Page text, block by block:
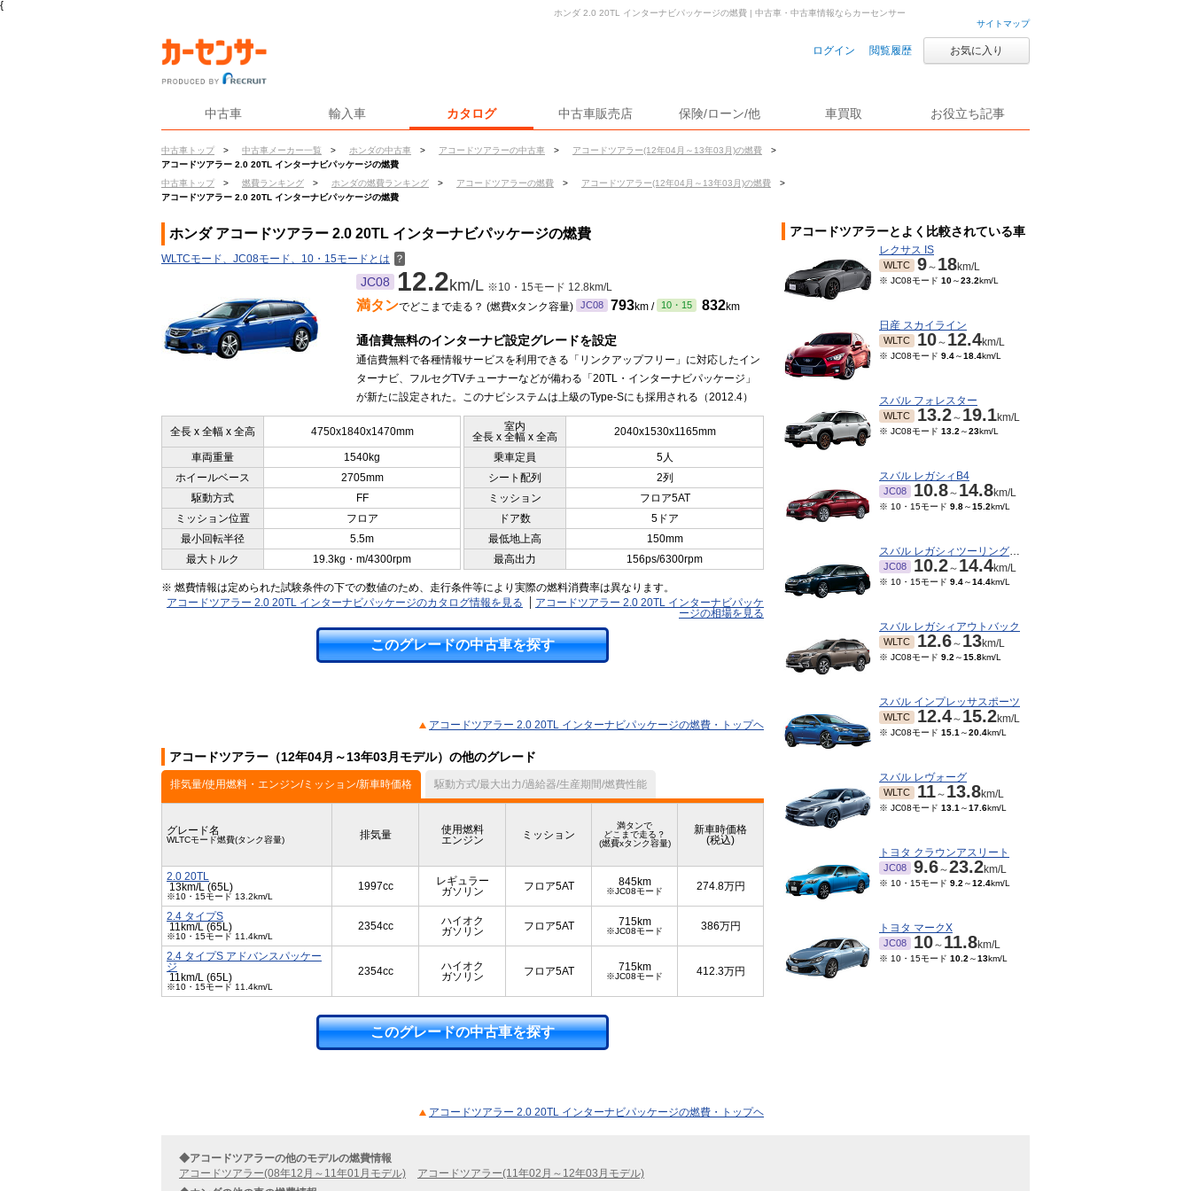
{
サイトマップ
ログイン 閲覧履歴 お気に入り
中古車 輸入車 カタログ 中古車販売店 保険/ローン/他 車買取 お役立ち記事
中古車トップ > 中古車メーカー一覧 > ホンダの中古車 > アコードツアラーの中古車 > アコードツアラー(12年04月～13年03月)の燃費
>
アコードツアラー 2.0 20TL インターナビパッケージの燃費
中古車トップ
> 燃費ランキング > ホンダの燃費ランキング > アコードツアラーの燃費 > アコードツアラー(12年04月～13年03月)の燃費
>
アコードツアラー 2.0 20TL インターナビパッケージの燃費
ホンダ 2.0 20TL インターナビパッケージの燃費 | 中古車・中古車情報ならカーセンサー
ホンダ アコードツアラー 2.0 20TL インターナビパッケージの燃費
WLTCモード、JC08モード、10・15モードとは ？
JC08 12.2km/L ※10・15モード 12.8km/L
満タンでどこまで走る？ (燃費xタンク容量) JC08 793km / 10・15 832km
通信費無料のインターナビ設定グレードを設定
通信費無料で各種情報サービスを利用できる「リンクアップフリー」に対応したイン
ターナビ、フルセグTVチューナーなどが備わる「20TL・インターナビパッケージ」
が新たに設定された。このナビシステムは上級のType-Sにも採用される（2012.4）
全長 x 全幅 x 全高 4750x1840x1470mm
室内
全長 x 全幅 x 全高
2040x1530x1165mm
車両重量 1540kg 乗車定員
5人
ホイールベース
2705mm シート配列
2列
駆動方式
FF ミッション
フロア5AT
ミッション位置
フロア ドア数
5ドア
最小回転半径
5.5m 最低地上高
150mm
最大トルク
19.3kg・m/4300rpm 最高出力 156ps/6300rpm
※ 燃費情報は定められた試験条件の下での数値のため、走行条件等により実際の燃料消費率は異なります。
アコードツアラー 2.0 20TL インターナビパッケージのカタログ情報を見る
アコードツアラー 2.0 20TL インターナビパッケ
ージの相場を見る
このグレードの中古車を探す
アコードツアラー 2.0 20TL インターナビパッケージの燃費・トップヘ
アコードツアラー（12年04月～13年03月モデル）の他のグレード
排気量/使用燃料・エンジン/ミッション/新車時価格 駆動方式/最大出力/過給器/生産期間/燃費性能
グレード名
WLTCモード燃費(タンク容量) 排気量
使用燃料
エンジン
ミッション
満タンで
どこまで走る？
(燃費xタンク容量)
新車時価格
(税込)
2.0 20TL
13km/L (65L)
※10・15モード 13.2km/L
1997cc
レギュラー
ガソリン
フロア5AT 845km
※JC08モード 274.8万円
2.4 タイプS
11km/L (65L)
※10・15モード 11.4km/L
2354cc
ハイオク
ガソリン
フロア5AT 715km
※JC08モード 386万円
2.4 タイプS アドバンスパッケー
ジ
11km/L (65L)
※10・15モード 11.4km/L
2354cc
ハイオク
ガソリン
フロア5AT 715km
※JC08モード 412.3万円
このグレードの中古車を探す
アコードツアラー 2.0 20TL インターナビパッケージの燃費・トップヘ
アコードツアラーとよく比較されている車
レクサス IS
WLTC 9～ 18km/L
※ JC08モード 10～23.2km/L
日産 スカイライン
WLTC 10～ 12.4km/L
※ JC08モード 9.4～18.4km/L
スバル フォレスター
WLTC 13.2～ 19.1km/L
※ JC08モード 13.2 ～23km/L
スバル レガシィB4
JC08 10.8～ 14.8km/L
※ 10・15モード 9.8～15.2km/L
スバル レガシィツーリングワゴン
JC08 10.2～ 14.4km/L
※ 10・15モード 9.4～14.4km/L
スバル レガシィアウトバック
WLTC 12.6～ 13km/L
※ JC08モード 9.2 ～15.8km/L
スバル インプレッサスポーツ
WLTC 12.4～ 15.2km/L
※ JC08モード 15.1 ～20.4km/L
スバル レヴォーグ
WLTC 11～ 13.8km/L
※ JC08モード 13.1 ～17.6km/L
トヨタ クラウンアスリート
JC08 9.6～23.2km/L
※ 10・15モード 9.2 ～12.4km/L
トヨタ マークX
JC08 10～ 11.8km/L
※ 10・15モード 10.2 ～13km/L
◆アコードツアラーの他のモデルの燃費情報
アコードツアラー(08年12月～11年01月モデル)
アコードツアラー(11年02月～12年03月モデル)